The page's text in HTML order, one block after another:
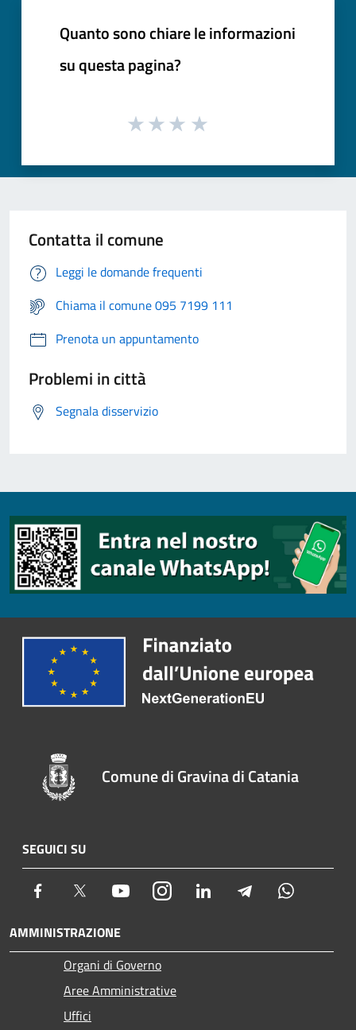
Quanto sono chiare le informazioni
su questa pagina?
Contatta il comune
Leggi le domande frequenti
Chiama il comune 095 7199 111
Prenota un appuntamento
Problemi in città
Segnala disservizio
Comune di Gravina di Catania
SEGUICI SU
Facebook Twitter YoutubeInstagram LinkedIn Telegram
AMMINISTRAZIONE
Organi di Governo
Aree Amministrative
Uffici